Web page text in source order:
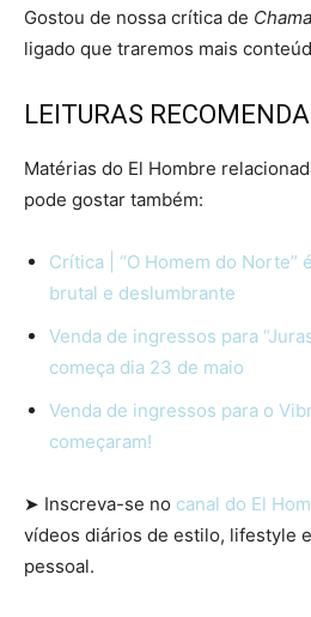
Gostou de nossa crítica de
ligado que traremos mais
LEITURAS
Matérias do El Hombre
pode gostar também:
Crítica | “O Homem do Norte”
brutal e deslumbrante
Venda de ingressos para
começa dia 23 de maio
Venda de ingressos para o
começaram!
➤ Inscreva-se no canal do El
vídeos diários de estilo, lifestyle
pessoal.